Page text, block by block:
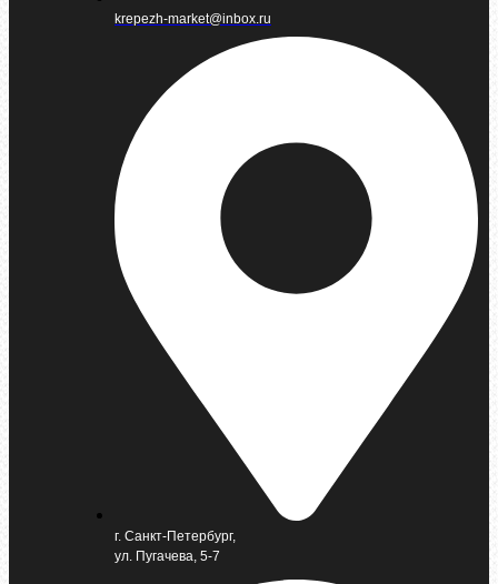
krepezh-market@inbox.ru
г. Санкт-Петербург,
ул. Пугачева, 5-7